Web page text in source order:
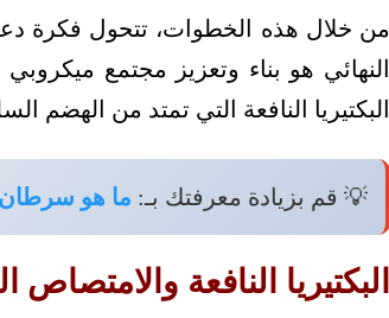
من خلال هذه الخطوات، تتحول فكرة
النهائي هو بناء وتعزيز مجتمع
البكتيريا النافعة التي تمتد من الهضم
💡 قم بزيادة معرفتك بـ: ما هو سرطان
البكتيريا النافعة والامتصاص